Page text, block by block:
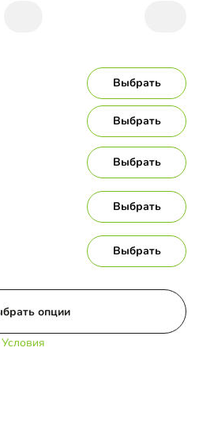
Выбрать
Выбрать
Выбрать
Выбрать
Выбрать
опции
Условия